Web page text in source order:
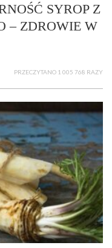
SYROP Z
– ZDROWIE W
PRZECZYTANO 1 005 768 RAZY